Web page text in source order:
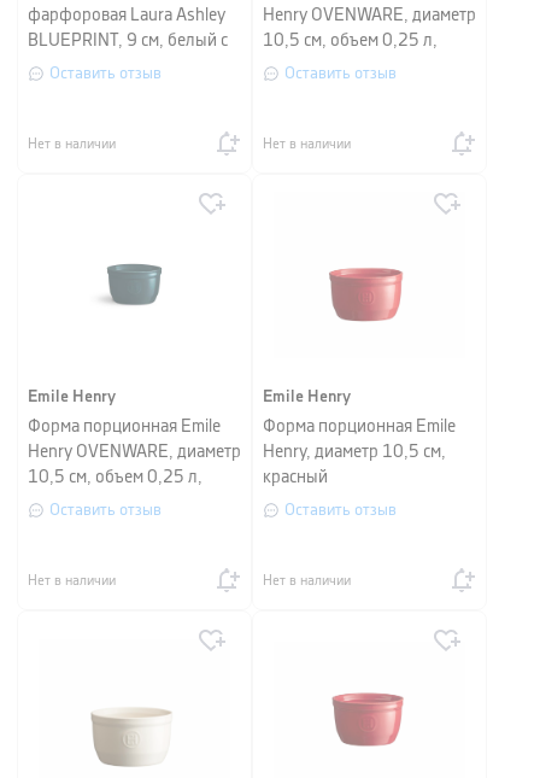
фарфоровая Laura Ashley
BLUEPRINT, 9 см, белый с
синими розами
Оставить отзыв
Нет в наличии
Henry OVENWARE, диаметр
10,5 см, объем 0,25 л,
зеленый
Оставить отзыв
Нет в наличии
Emile Henry
Форма порционная Emile
Henry OVENWARE, диаметр
10,5 см, объем 0,25 л,
темно-синий
Оставить отзыв
Нет в наличии
Emile Henry
Форма порционная Emile
Henry, диаметр 10,5 см,
красный
Оставить отзыв
Нет в наличии